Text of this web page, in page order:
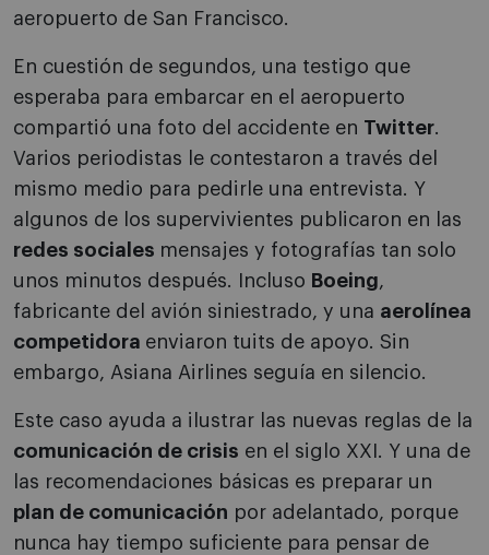
aeropuerto de San Francisco.
En cuestión de segundos, una testigo que
esperaba para embarcar en el aeropuerto
compartió una foto del accidente en Twitter.
Varios periodistas le contestaron a través del
mismo medio para pedirle una entrevista. Y
algunos de los supervivientes publicaron en las
redes sociales mensajes y fotografías tan solo
unos minutos después. Incluso Boeing,
fabricante del avión siniestrado, y una aerolínea
competidora enviaron tuits de apoyo. Sin
embargo, Asiana Airlines seguía en silencio.
Este caso ayuda a ilustrar las nuevas reglas de la
comunicación de crisis en el siglo XXI. Y una de
las recomendaciones básicas es preparar un
plan de comunicación por adelantado, porque
nunca hay tiempo suficiente para pensar de